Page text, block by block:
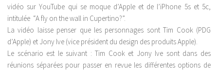
vidéo sur YouTube qui se moque d’Apple et de l’iPhone 5s et 5c,
intitulée “A fly on the wall in Cupertino?”.
La vidéo laisse penser que les personnages sont Tim Cook (PDG
d’Apple) et Jony Ive (vice président du design des produits Apple).
Le scénario est le suivant : Tim Cook et Jony Ive sont dans des
réunions séparées pour passer en revue les différentes options de